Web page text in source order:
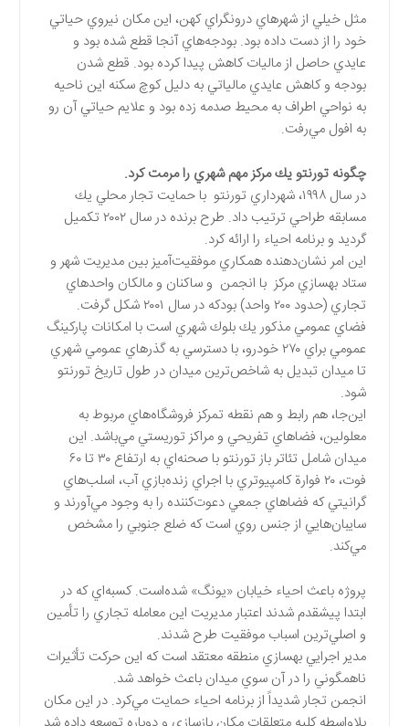
مثل خيلي از شهرهاي درونگراي كهن، اين مكان نيروي حياتي
خود را از دست داده بود. بودجه‌هاي آنجا قطع شده بود و
عايدي حاصل از ماليات كاهش پيدا كرده بود. قطع شدن
بودجه و كاهش عايدي مالياتي به دليل كوچ سكنه اين ناحيه
به نواحي اطراف به محيط صدمه زده بود و علايم حياتي آن رو
به افول مي‌رفت.
چگونه تورنتو يك مركز مهم شهري را مرمت كرد.
در سال ۱۹۹۸، شهرداري تورنتو با حمايت تجار محلي يك
مسابقه طراحي ترتيب داد. طرح برنده در سال ۲۰۰۲ تكميل
گرديد و برنامه احياء را ارائه كرد.
اين امر نشان‌دهنده همكاري موفقيت‌آميز بين مديريت شهر و
ستاد بهسازي مركز با انجمن و ساكنان و مالكان واحدهاي
تجاري (حدود ۲۰۰ واحد) بودكه در سال ۲۰۰۱ شكل گرفت.
فضاي عمومي مذكور يك بلوك شهري است با امكانات پاركينگ
عمومي براي ۲۷۰ خودرو، با دسترسي به گذرهاي عمومي شهري
تا ميدان تبديل به شاخص‌ترين ميدان در طول تاريخ تورنتو
شود.
اين‌جا، هم رابط و هم نقطه تمركز فروشگاه‌هاي مربوط به
معلولين، فضاهاي تفريحي و مراكز توريستي مي‌باشد. اين
ميدان شامل تئاتر باز تورنتو با صحنه‌اي به ارتفاع ۳۰ تا ۶۰
فوت، ۲۰ فوارة كامپيوتري با اجراي زنده‌بازي آب، اسلب‌هاي
گرانيتي كه فضاهاي جمعي دعوت‌كننده را به وجود مي‌آورند و
سايبان‌هايي از جنس روي است كه ضلع جنوبي را مشخص
مي‌كند.
پروژه باعث احياء خيابان «يونگ» شده‌است. كسبه‌اي كه در
ابتدا پيشقدم شدند اعتبار مديريت اين معامله تجاري را تأمين
و اصلي‌ترين اسباب موفقيت طرح شدند.
مدير اجرايي بهسازي منطقه معتقد است كه اين حركت تأثيرات
ناهمگوني را در آن سوي ميدان باعث خواهد شد.
انجمن تجار شديداً از برنامه احياء حمايت مي‌كرد. در اين مكان